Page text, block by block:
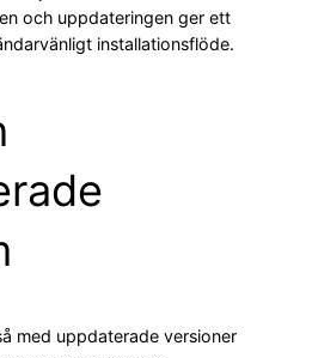
och uppdateringen ger ett
installationsflöde.
med uppdaterade versioner